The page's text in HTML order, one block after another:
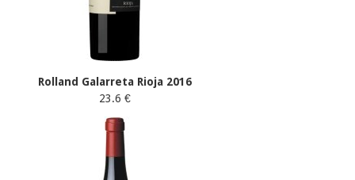
Rolland Galarreta Rioja 2016
23.6 €